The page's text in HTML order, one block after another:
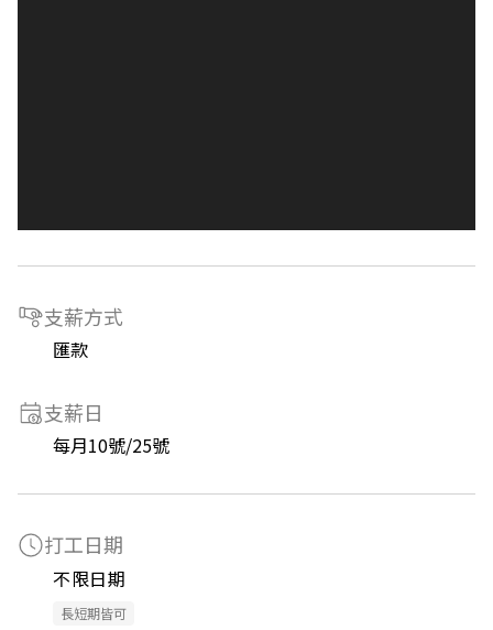
支薪方式
匯款
支薪日
每月10號/25號
打工日期
不限日期
長短期皆可